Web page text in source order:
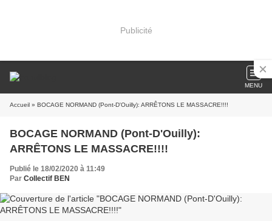
Publicité
MENU
Accueil » BOCAGE NORMAND (Pont-D'Ouilly): ARRÊTONS LE MASSACRE!!!!
BOCAGE NORMAND (Pont-D'Ouilly):
ARRÊTONS LE MASSACRE!!!!
Publié le 18/02/2020 à 11:49
Par Collectif BEN